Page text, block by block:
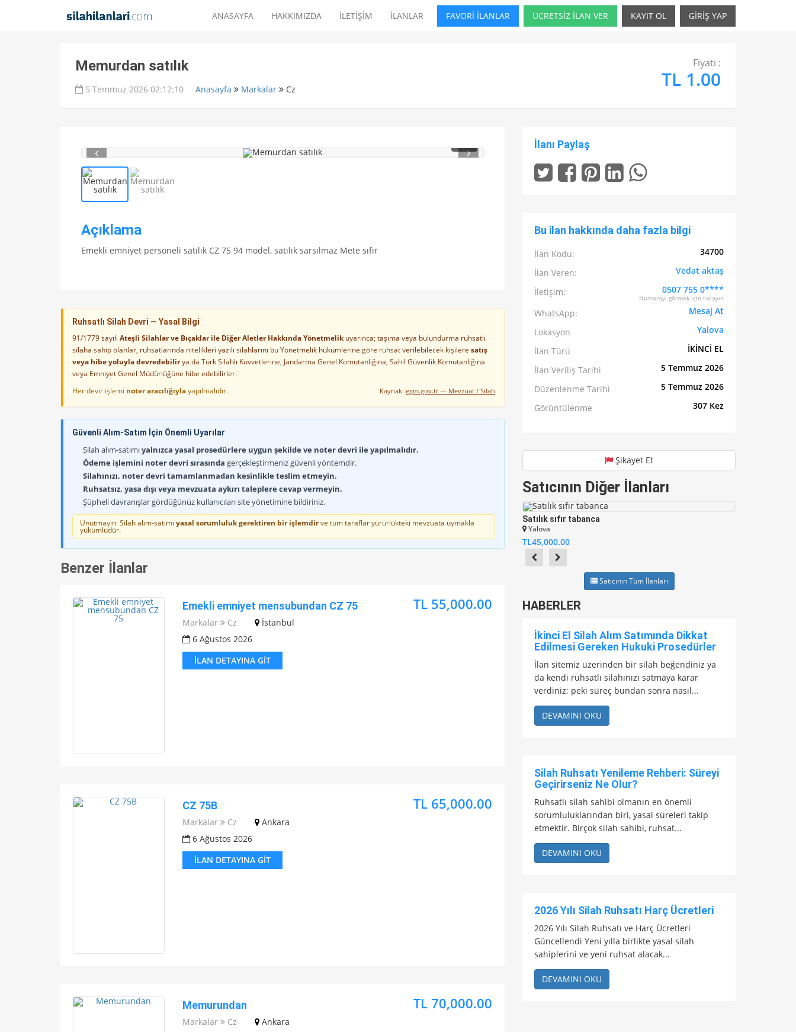
ANASAYFA HAKKIMIZDA İLETİŞİM İLANLAR FAVORİ İLANLAR ÜCRETSİZ İLAN VER KAYIT OL GİRİŞ YAP
Memurdan satılık
5 Temmuz 2026 02:12:10 Anasayfa Markalar Cz
Fiyatı :
TL 1.00
1/ 2
Açıklama
Emekli emniyet personeli satılık CZ 75 94 model, satılık sarsılmaz Mete sıfır
Ruhsatlı Silah Devri — Yasal Bilgi
91/1779 sayılı Ateşli Silahlar ve Bıçaklar ile Diğer Aletler Hakkında Yönetmelikuyarınca; taşıma veya bulundurma ruhsatlı
silaha sahip olanlar, ruhsatlarında nitelikleri yazılı silahlarını bu Yönetmelik hükümlerine göre ruhsat verilebilecek kişilere satış
veya hibe yoluyla devredebilirya da Türk Silahlı Kuvvetlerine, Jandarma Genel Komutanlığına, Sahil Güvenlik Komutanlığına
veya Emniyet Genel Müdürlüğüne hibe edebilirler.
Her devir işlemi noter aracılığıylayapılmalıdır. Kaynak: egm.gov.tr — Mevzuat / Silah
Güvenli Alım-Satım İçin Önemli Uyarılar
Silah alım-satımıyalnızca yasal prosedürlere uygun şekilde ve noter devri ile yapılmalıdır.
Ödeme işlemini noter devri sırasında gerçekleştirmeniz güvenli yöntemdir.
Silahınızı, noter devri tamamlanmadan kesinlikle teslim etmeyin.
Ruhsatsız, yasa dışı veya mevzuata aykırı taleplere cevap vermeyin.
Şüpheli davranışlar gördüğünüz kullanıcıları site yönetimine bildiriniz.
Unutmayın: Silah alım-satımı yasal sorumluluk gerektiren bir işlemdirve tüm taraflar yürürlükteki mevzuata uymakla
yükümlüdür.
Benzer İlanlar
Emekli emniyet mensubundan CZ 75
Markalar Cz
İstanbul
6 Ağustos 2026
İLAN DETAYINA GIT
TL 55,000.00
CZ 75B
Markalar Cz
Ankara
6 Ağustos 2026
İLAN DETAYINA GIT
TL 65,000.00
Memurundan
Markalar Cz
Ankara
TL 70,000.00
İlanı Paylaş
Bu ilan hakkında daha fazla bilgi
İlan Kodu:
34700
İlan Veren:
Vedat aktaş
İletişim:
0507 755 0****
Numarayı görmek için tıklayın
WhatsApp:
Mesaj At
Lokasyon
Yalova
İlan Türü
İKİNCİ EL
İlan Veriliş Tarihi
5 Temmuz 2026
Düzenlenme Tarihi
5 Temmuz 2026
Görüntülenme
307 Kez
Şikayet Et
Satıcının Diğer İlanları
Satılık sıfır tabanca
Yalova
TL45,000.00
Yalova Satılık sıfır tabanca
Yalova
TL45,000.00
Satıcının Tüm İlanları
HABERLER
İkinci El Silah Alım Satımında Dikkat
Edilmesi Gereken Hukuki Prosedürler
İlan sitemiz üzerinden bir silah beğendiniz ya
da kendi ruhsatlı silahınızı satmaya karar
verdiniz; peki süreç bundan sonra nasıl...
DEVAMINI OKU
Silah Ruhsatı Yenileme Rehberi: Süreyi
Geçirirseniz Ne Olur?
Ruhsatlı silah sahibi olmanın en önemli
sorumluluklarından biri, yasal süreleri takip
etmektir. Birçok silah sahibi, ruhsat...
DEVAMINI OKU
2026 Yılı Silah Ruhsatı Harç Ücretleri
2026 Yılı Silah Ruhsatı ve Harç Ücretleri
Güncellendi Yeni yılla birlikte yasal silah
sahiplerini ve yeni ruhsat alacak...
DEVAMINI OKU